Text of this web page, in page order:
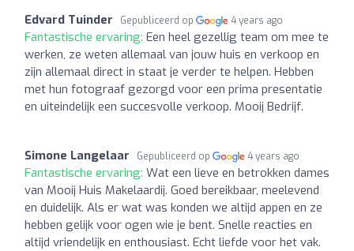
Edvard Tuinder Gepubliceerd op 4 years ago
Fantastische ervaring: Een heel gezellig team om mee te
werken, ze weten allemaal van jouw huis en verkoop en
zijn allemaal direct in staat je verder te helpen. Hebben
met hun fotograaf gezorgd voor een prima presentatie
en uiteindelijk een succesvolle verkoop. Mooij Bedrijf.
Simone Langelaar Gepubliceerd op 4 years ago
Fantastische ervaring: Wat een lieve en betrokken dames
van Mooij Huis Makelaardij. Goed bereikbaar, meelevend
en duidelijk. Als er wat was konden we altijd appen en ze
hebben gelijk voor ogen wie je bent. Snelle reacties en
altijd vriendelijk en enthousiast. Echt liefde voor het vak.